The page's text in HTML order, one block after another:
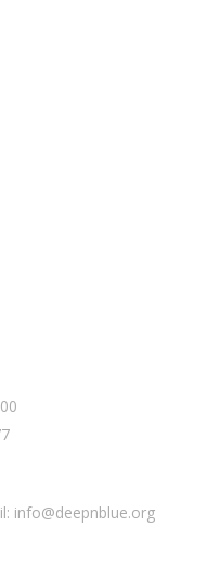
info@deepnblue.org